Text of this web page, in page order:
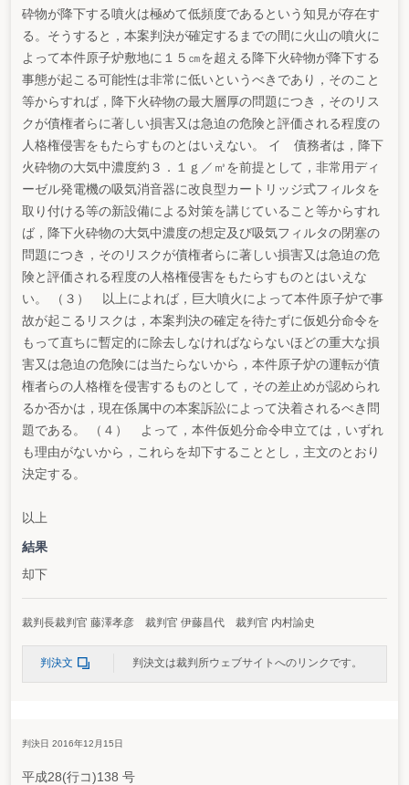
砕物が降下する噴火は極めて低頻度であるという知見が存在す
る。そうすると，本案判決が確定するまでの間に火山の噴火に
よって本件原子炉敷地に１５㎝を超える降下火砕物が降下する
事態が起こる可能性は非常に低いというべきであり，そのこと
等からすれば，降下火砕物の最大層厚の問題につき，そのリス
クが債権者らに著しい損害又は急迫の危険と評価される程度の
人格権侵害をもたらすものとはいえない。 イ 債務者は，降下
火砕物の大気中濃度約３．１ｇ／㎥を前提として，非常用ディ
ーゼル発電機の吸気消音器に改良型カートリッジ式フィルタを
取り付ける等の新設備による対策を講じていること等からすれ
ば，降下火砕物の大気中濃度の想定及び吸気フィルタの閉塞の
問題につき，そのリスクが債権者らに著しい損害又は急迫の危
険と評価される程度の人格権侵害をもたらすものとはいえな
い。 （３） 以上によれば，巨大噴火によって本件原子炉で事
故が起こるリスクは，本案判決の確定を待たずに仮処分命令を
もって直ちに暫定的に除去しなければならないほどの重大な損
害又は急迫の危険には当たらないから，本件原子炉の運転が債
権者らの人格権を侵害するものとして，その差止めが認められ
るか否かは，現在係属中の本案訴訟によって決着されるべき問
題である。 （４） よって，本件仮処分命令申立ては，いずれ
も理由がないから，これらを却下することとし，主文のとおり
決定する。
以上
結果
却下
裁判長裁判官 藤澤孝彦 裁判官 伊藤昌代 裁判官 内村諭史
判決文 判決文は裁判所ウェブサイトへのリンクです。
判決日 2016年12月15日
平成28(行コ)138 号